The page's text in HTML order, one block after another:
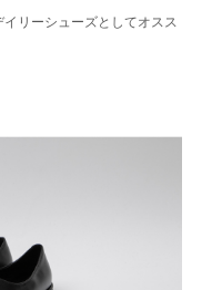
リーシューズとしてオスス